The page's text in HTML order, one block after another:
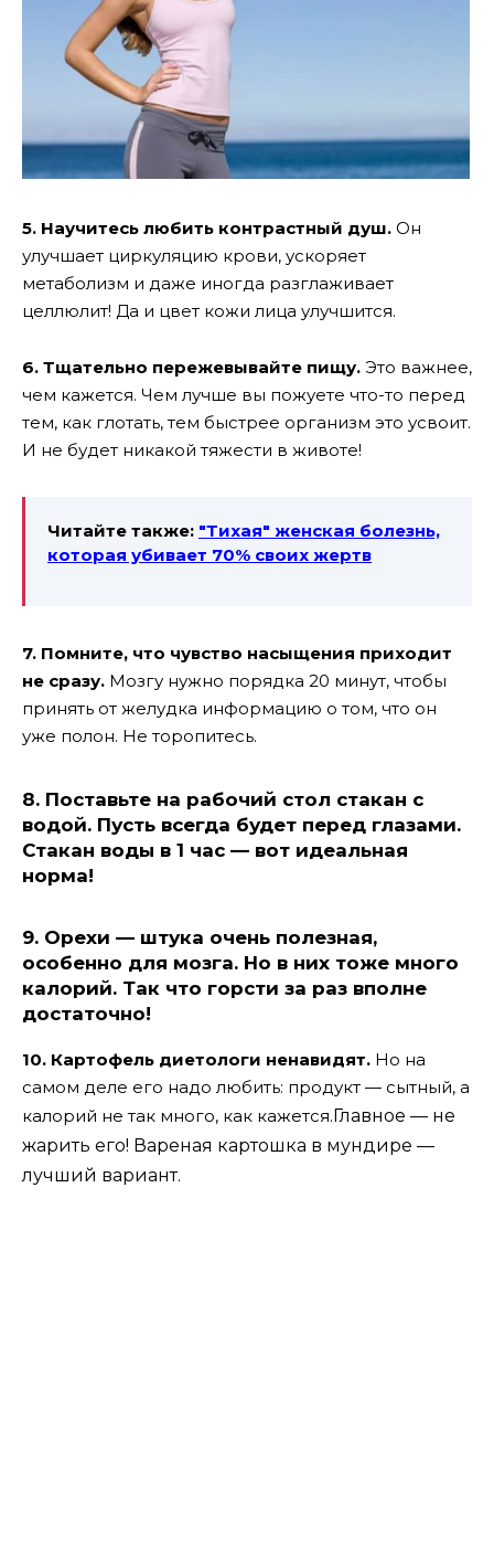
5. Научитесь любить контрастный душ. Он
улучшает циркуляцию крови, ускоряет
метаболизм и даже иногда разглаживает
целлюлит! Да и цвет кожи лица улучшится.
6. Тщательно пережевывайте пищу. Это важнее,
чем кажется. Чем лучше вы пожуете что-то перед
тем, как глотать, тем быстрее организм это усвоит.
И не будет никакой тяжести в животе!
Читайте также: ″Тихая″ женская болезнь,
которая убивает 70% своих жертв
7. Помните, что чувство насыщения приходит
не сразу. Мозгу нужно порядка 20 минут, чтобы
принять от желудка информацию о том, что он
уже полон. Не торопитесь.
8. Поставьте на рабочий стол стакан с
водой. Пусть всегда будет перед глазами.
Стакан воды в 1 час — вот идеальная
норма!
9. Орехи — штука очень полезная,
особенно для мозга. Но в них тоже много
калорий. Так что горсти за раз вполне
достаточно!
10. Картофель диетологи ненавидят. Но на
самом деле его надо любить: продукт — сытный, а
калорий не так много, как кажется. Главное — не
жарить его! Вареная картошка в мундире —
лучший вариант.